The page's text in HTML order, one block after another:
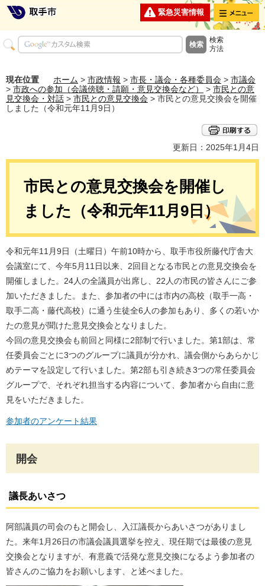
緊急災害情報 メニュー
検索
方法
現在位置 ホーム > 市政情報 > 市長・議会・各種委員会 > 市議会
> 市政への参加（会議傍聴・請願・意見交換会など） > 市民との意
見交換会・対話 > 市民との意見交換会 > 市民との意見交換会を開催
しました（令和元年11月9日）
更新日：2025年1月4日
市民との意見交換会を開催し
ました（令和元年11月9日）
令和元年11月9日（土曜日）午前10時から、取手市役所藤代庁舎大
会議室にて、今年5月11日以来、2回目となる市民との意見交換会を
開催しました。24人の全議員が出席し、22人の市民の皆さんにご参
加いただきました。また、参加者の中には市内の高校（取手一高・
取手二高・藤代高校）に通う生徒全6人の参加もあり、多くの若いか
たの意見が聞けた意見交換会となりました。
今回の意見交換会も前回と同様に2部制で行いました。第1部は、常
任委員会ごとに3つのグループに議員が分かれ、議会側からあらかじ
めテーマを設定して行いました。第2部も引き続き3つの常任委員会
グループで、それぞれ担当する内容について、参加者から自由に意
見をいただきました。
参加者のアンケート結果
開会
議長あいさつ
阿部議員の司会のもと開会し、入江議長からあいさつがありまし
た。来年1月26日の市議会議員選挙を控え、現任期では最後の意見
交換会となりますが、有意義で活発な意見交換になるよう参加者の
皆さんのご協力をお願いします、と述べました。